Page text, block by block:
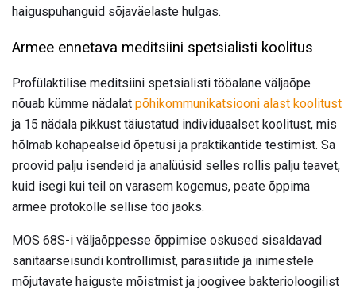
haiguspuhanguid sõjaväelaste hulgas.
Armee ennetava meditsiini spetsialisti koolitus
Profülaktilise meditsiini spetsialisti tööalane väljaõpe
nõuab kümme nädalat põhikommunikatsiooni alast koolitust
ja 15 nädala pikkust täiustatud individuaalset koolitust, mis
hõlmab kohapealseid õpetusi ja praktikantide testimist. Sa
proovid palju isendeid ja analüüsid selles rollis palju teavet,
kuid isegi kui teil on varasem kogemus, peate õppima
armee protokolle sellise töö jaoks.
MOS 68S-i väljaõppesse õppimise oskused sisaldavad
sanitaarseisundi kontrollimist, parasiitide ja inimestele
mõjutavate haiguste mõistmist ja joogivee bakterioloogilist